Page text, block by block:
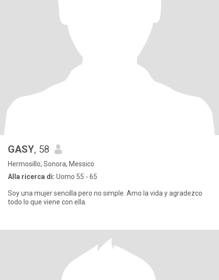
GASY, 58
Hermosillo, Sonora, Messico
Alla ricerca di: Uomo 55 - 65
Soy una mujer sencilla pero no simple. Amo la vida y agradezco
todo lo que viene con ella.